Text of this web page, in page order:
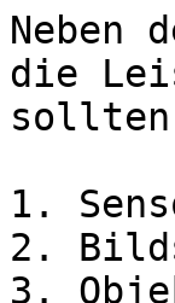
Neben
die
1.
2.
3.